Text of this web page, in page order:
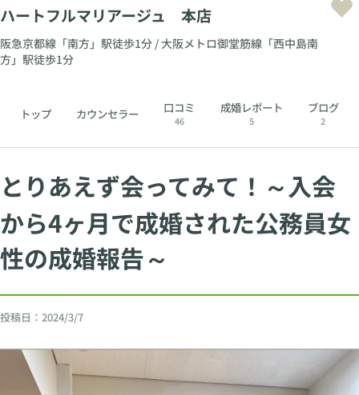
ハートフルマリアージュ 本店
阪急京都線「南方」駅徒歩1分 / 大阪メトロ御堂筋線「西中島南
方」駅徒歩1分
トップ カウンセラー 口コミ
46
成婚レポート
5
ブログ
2
とりあえず会ってみて！～入会
から4ヶ月で成婚された公務員女
性の成婚報告～
投稿日： 2024/3/7